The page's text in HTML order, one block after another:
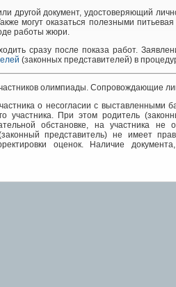
другой документ, удостоверяющий
могут оказаться полезными
работы жюри.
сразу после показа работ.
(законных представителей) в
олимпиады. Сопровождающие
о несогласии с выставленными
участника. При этом родитель
обстановке, на участника
представитель) не имеет
оценок. Наличие